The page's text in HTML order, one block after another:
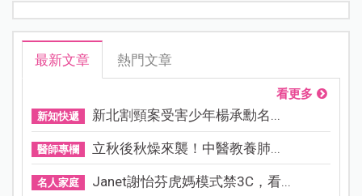
最新文章 熱門文章
看更多
新知快遞 新北割頸案受害少年楊承勳名...
醫師專欄 立秋後秋燥來襲！中醫教養肺...
名人家庭 Janet謝怡芬虎媽模式禁3C，看...